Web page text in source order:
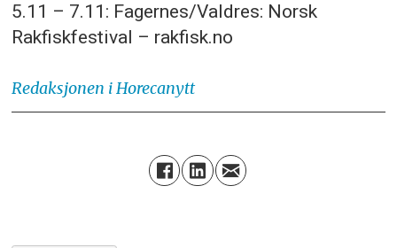
5.11 – 7.11: Fagernes/Valdres: Norsk
Rakfiskfestival – rakfisk.no
Redaksjonen i Horecanytt